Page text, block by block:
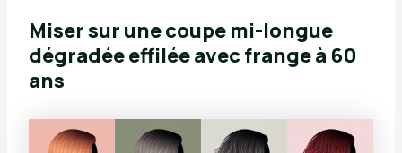
Miser sur une coupe mi-longue
dégradée effilée avec frange à 60
ans